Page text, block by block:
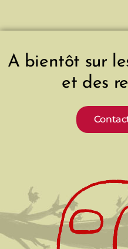
A bientôt sur
et des